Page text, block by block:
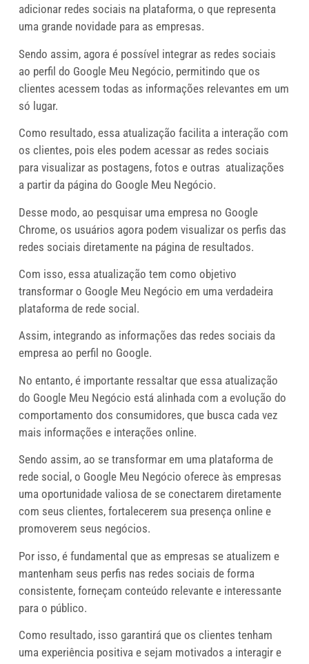
adicionar redes sociais na plataforma, o que representa
uma grande novidade para as empresas.
Sendo assim, agora é possível integrar as redes sociais
ao perfil do Google Meu Negócio, permitindo que os
clientes acessem todas as informações relevantes em um
só lugar.
Como resultado, essa atualização facilita a interação com
os clientes, pois eles podem acessar as redes sociais
para visualizar as postagens, fotos e outras atualizações
a partir da página do Google Meu Negócio.
Desse modo, ao pesquisar uma empresa no Google
Chrome, os usuários agora podem visualizar os perfis das
redes sociais diretamente na página de resultados.
Com isso, essa atualização tem como objetivo
transformar o Google Meu Negócio em uma verdadeira
plataforma de rede social.
Assim, integrando as informações das redes sociais da
empresa ao perfil no Google.
No entanto, é importante ressaltar que essa atualização
do Google Meu Negócio está alinhada com a evolução do
comportamento dos consumidores, que busca cada vez
mais informações e interações online.
Sendo assim, ao se transformar em uma plataforma de
rede social, o Google Meu Negócio oferece às empresas
uma oportunidade valiosa de se conectarem diretamente
com seus clientes, fortalecerem sua presença online e
promoverem seus negócios.
Por isso, é fundamental que as empresas se atualizem e
mantenham seus perfis nas redes sociais de forma
consistente, forneçam conteúdo relevante e interessante
para o público.
Como resultado, isso garantirá que os clientes tenham
uma experiência positiva e sejam motivados a interagir e